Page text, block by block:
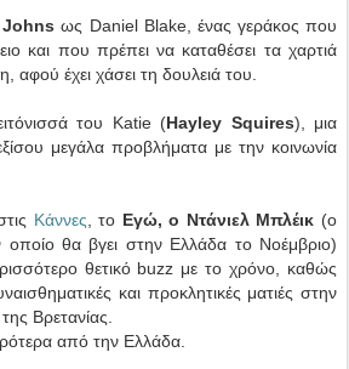
Johns ως Daniel Blake, ένας γεράκος που
και που πρέπει να καταθέσει τα χαρτιά
αφού έχει χάσει τη δουλειά του.
του Katie (Hayley Squires), μια
μεγάλα προβλήματα με την κοινωνία
Κάννες , το Εγώ, ο Ντάνιελ Μπλέικ (ο
οποίο θα βγει στην Ελλάδα το Νοέμβριο)
θετικό buzz με το χρόνο, καθώς
και προκλητικές ματιές στην
Βρετανίας.
από την Ελλάδα.